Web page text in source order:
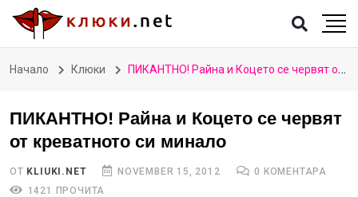
Начало Клюки ПИКАНТНО! Райна и Коцето се червят от креватното си минало
ПИКАНТНО! Райна и Коцето се червят
от креватното си минало
ОТ KLIUKI.NET NOVEMBER 15, 2012
0 КОМЕНТАРА
1421 ПРОЧИТА